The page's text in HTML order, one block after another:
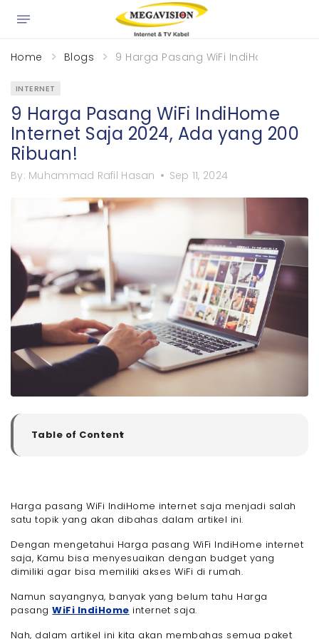
Home Blogs 9 Harga Pasang WiFi IndiHome
INTERNET
9 Harga Pasang WiFi IndiHome
Internet Saja 2024, Ada yang 200
Ribuan!
By: Muhammad Rafil Hasan Sep 11, 2024
Table of Content
▼
- 1. Paket Digital JITU 1 50 Mbps
- 2. Paket Dynamic 1P 50 Mbps
- 3. Paket Digital JITU 1 100 Mbps
- 4. IndiHome Movie 1P 50 Mbps
- 5. Paket Complete 1P 50 Mbps
- 6. IndiHome Movie 1P 100 Mbps
- 7. Paket Dynamic 1P 100 Mbps
Harga pasang WiFi IndiHome internet saja menjadi salah
satu topik yang akan dibahas dalam artikel ini.
Dengan mengetahui Harga pasang WiFi IndiHome internet
saja, Kamu bisa menyesuaikan dengan budget yang
dimiliki agar bisa memiliki akses WiFi di rumah.
Namun sayangnya, banyak yang belum tahu Harga
pasangWiFi IndiHome internet saja.
Nah, dalam artikel ini kita akan membahas semua paket